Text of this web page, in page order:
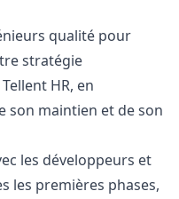
qualité pour
stratégie
HR, en
son maintien et de son
les développeurs et
les premières phases,